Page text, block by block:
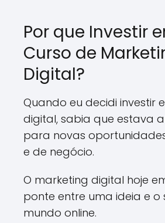
Por que Investir
Curso de
Digital?
Quando eu decidi investir
digital, sabia que estava
para novas
e de negócio.
O marketing digital hoje
ponte entre uma ideia e o
mundo online.